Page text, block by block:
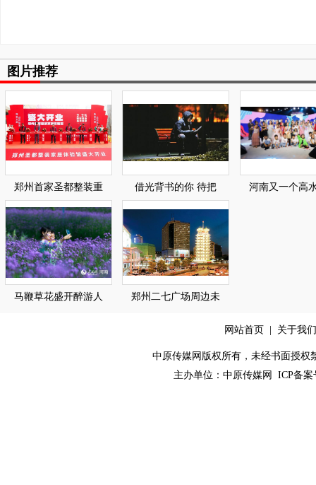
图片推荐
郑州首家圣都整装重 借光背书的你 待把 河南又一个高
马鞭草花盛开醉游人 郑州二七广场周边未
网站首页 关于我们
中原传媒网版权所有，未经书面授权
主办单位： 中原传媒网 ICP备案